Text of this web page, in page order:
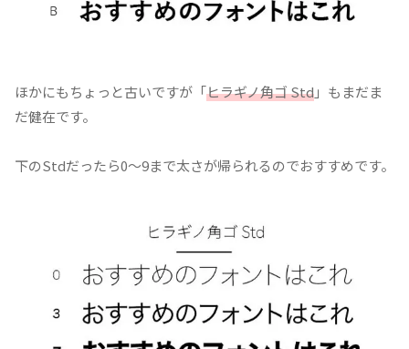
ほかにもちょっと古いですが「ヒラギノ角ゴ Std」もまだま
だ健在です。
下のStdだったら0～9まで太さが帰られるのでおすすめです。